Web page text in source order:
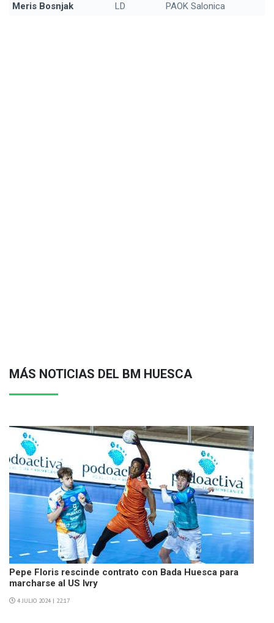
Meris Bosnjak
LD PAOK Salonica
MÁS NOTICIAS DEL BM HUESCA
Pepe Floris rescinde contrato con Bada Huesca para
marcharse al US Ivry
4 JULIO 2024 | 22:17